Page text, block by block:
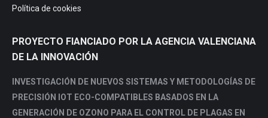
Política de cookies
PROYECTO FIANCIADO POR LA AGENCIA VALENCIANA
DE LA INNOVACIÓN
INVESTIGACIÓN DE NUEVOS SISTEMAS Y METODOLOGÍAS DE
PRECISIÓN IOT ECO-COMPATIBLES BASADOS EN LA
GENERACIÓN DE OZONO PARA EL CONTROL DE PLAGAS EN